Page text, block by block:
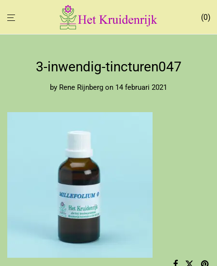
0
3-inwendig-tincturen047
by Rene Rijnberg on 14 februari 2021